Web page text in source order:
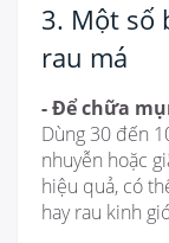
3. Một số
rau má
- Để chữa
Dùng 30 đến
nhuyễn hoặc
hiệu quả, có
hay rau kinh